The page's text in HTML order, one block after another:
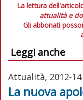
La lettura
attualità e
Gli abbonati
Leggi anche
Attualità, 2012-14
La nuova